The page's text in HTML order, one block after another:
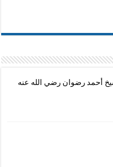
أحمد رضوان رضي الله عنه